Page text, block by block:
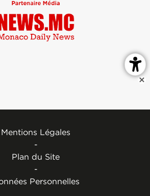
Mentions Légales
-
Plan du Site
-
Personnelles